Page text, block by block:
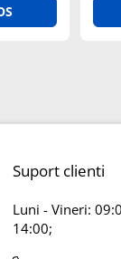
Suport clienti
Luni - Vineri:
14:00;